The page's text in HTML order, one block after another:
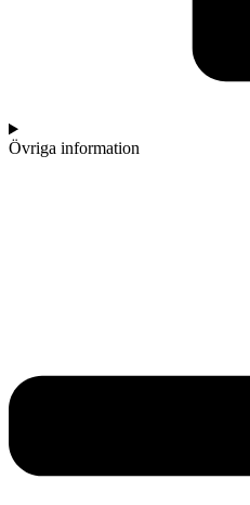
Övriga information